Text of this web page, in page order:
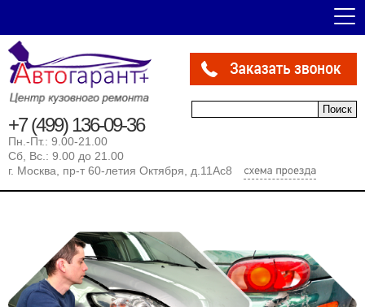
+7 (499) 136-09-36
Пн.-Пт.: 9.00-21.00
Сб, Вс.: 9.00 до 21.00
г. Москва, пр-т 60-летия Октября, д.11Ас8
Форма поиска
Поиск